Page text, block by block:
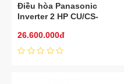
Điều hòa Panasonic
Inverter 2 HP CU/CS-
26.600.000đ